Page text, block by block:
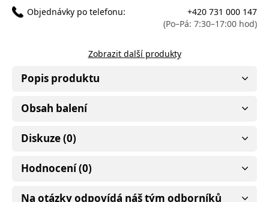
Objednávky po telefonu:
+420 731 000 147
(Po–Pá: 7:30–17:00 hod)
Zobrazit další produkty
Popis produktu
Obsah balení
Diskuze (0)
Hodnocení (0)
Na otázky odpovídá náš tým odborníků